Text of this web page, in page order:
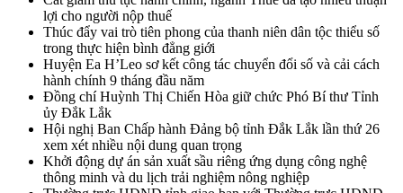
lợi cho người nộp thuế
Thúc đẩy vai trò tiên phong của thanh niên dân tộc thiểu số
trong thực hiện bình đẳng giới
Huyện Ea H’Leo sơ kết công tác chuyển đổi số và cải cách
hành chính 9 tháng đầu năm
Đồng chí Huỳnh Thị Chiến Hòa giữ chức Phó Bí thư Tỉnh
ủy Đắk Lắk
Hội nghị Ban Chấp hành Đảng bộ tỉnh Đắk Lắk lần thứ 26
xem xét nhiều nội dung quan trọng
Khởi động dự án sản xuất sầu riêng ứng dụng công nghệ
thông minh và du lịch trải nghiệm nông nghiệp